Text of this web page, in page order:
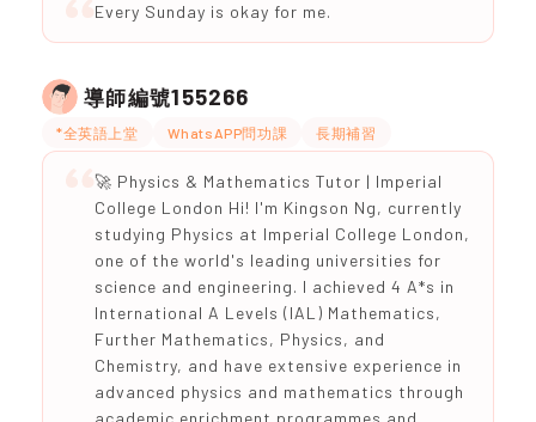
Every Sunday is okay for me.
導師編號155266
*全英語上堂 WhatsAPP問功課 長期補習
🚀 Physics & Mathematics Tutor | Imperial
College London Hi! I'm Kingson Ng, currently
studying Physics at Imperial College London,
one of the world's leading universities for
science and engineering. I achieved 4 A*s in
International A Levels (IAL) Mathematics,
Further Mathematics, Physics, and
Chemistry, and have extensive experience in
advanced physics and mathematics through
academic enrichment programmes and